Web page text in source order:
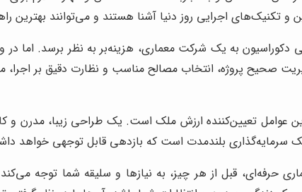
اجرایی روز دنیا آشنا هستند و می‌توانند بهترین
دکوراسیون به یک شرکت معماری، هزینه‌بر به نظر برسد. اما در
صحیح پروژه، انتخاب مصالح مناسب و نظارت دقیق بر اجرا،
عوامل تعیین‌کننده ارزش ملک است. یک طراحی زیبا، مدرن و
یک سرمایه‌گذاری بلندمدت است که بازدهی قابل توجهی خواهد
حرفه‌ای، قبل از هر چیز، به نیازها و سلیقه شما توجه